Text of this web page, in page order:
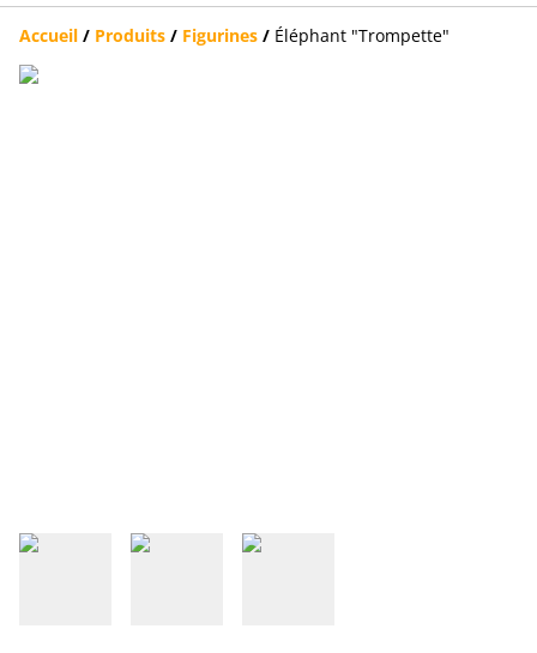
Accueil / Produits / Figurines / Éléphant "Trompette"